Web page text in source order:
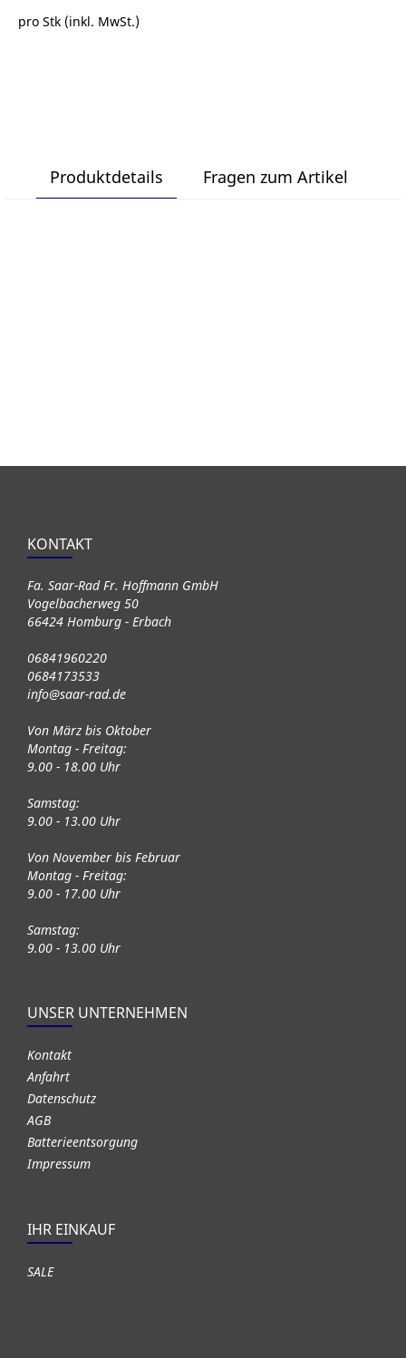
pro Stk (inkl. MwSt.)
Produktdetails Fragen zum Artikel
KONTAKT
Fa. Saar-Rad Fr. Hoffmann GmbH
Vogelbacherweg 50
66424 Homburg - Erbach
06841960220
0684173533
info@saar-rad.de
Von März bis Oktober
Montag - Freitag:
9.00 - 18.00 Uhr
Samstag:
9.00 - 13.00 Uhr
Von November bis Februar
Montag - Freitag:
9.00 - 17.00 Uhr
Samstag:
9.00 - 13.00 Uhr
UNSER UNTERNEHMEN
Kontakt
Anfahrt
Datenschutz
AGB
Batterieentsorgung
Impressum
IHR EINKAUF
SALE